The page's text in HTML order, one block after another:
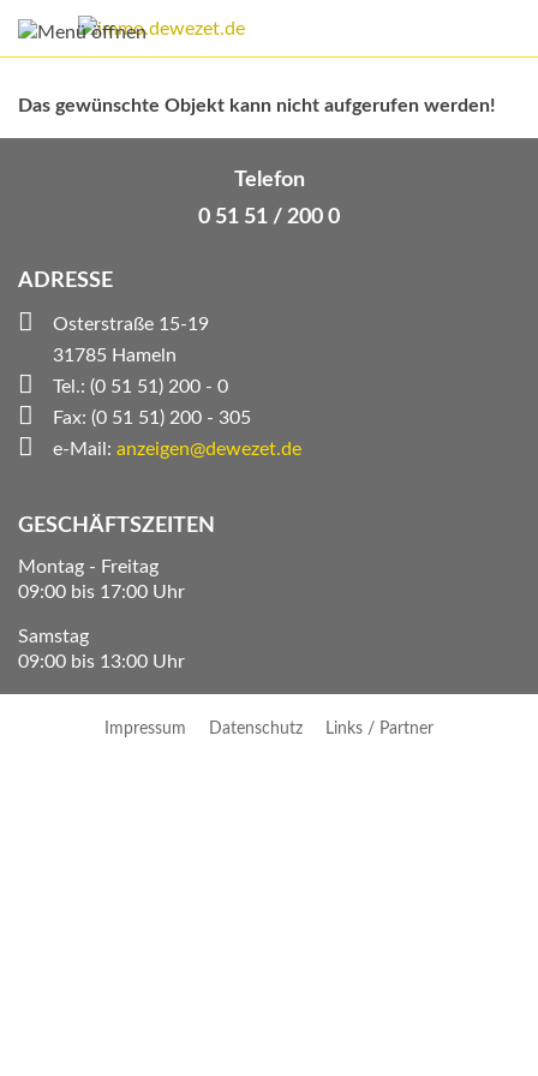
Das gewünschte Objekt kann nicht aufgerufen werden!
Telefon
0 51 51 / 200 0
ADRESSE
Osterstraße 15-19
31785 Hameln
Tel.: (0 51 51) 200 - 0
Fax: (0 51 51) 200 - 305
e-Mail: anzeigen@dewezet.de
GESCHÄFTSZEITEN
Montag - Freitag
09:00 bis 17:00 Uhr
Samstag
09:00 bis 13:00 Uhr
Impressum Datenschutz Links / Partner